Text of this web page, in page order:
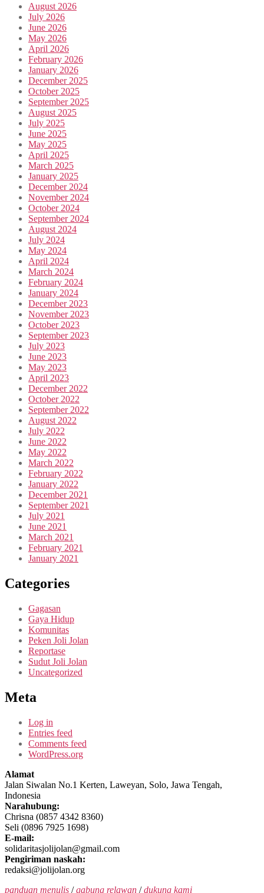
August 2026
July 2026
June 2026
May 2026
April 2026
February 2026
January 2026
December 2025
October 2025
September 2025
August 2025
July 2025
June 2025
May 2025
April 2025
March 2025
January 2025
December 2024
November 2024
October 2024
September 2024
August 2024
July 2024
May 2024
April 2024
March 2024
February 2024
January 2024
December 2023
November 2023
October 2023
September 2023
July 2023
June 2023
May 2023
April 2023
December 2022
October 2022
September 2022
August 2022
July 2022
June 2022
May 2022
March 2022
February 2022
January 2022
December 2021
September 2021
July 2021
June 2021
March 2021
February 2021
January 2021
Categories
Gagasan
Gaya Hidup
Komunitas
Peken Joli Jolan
Reportase
Sudut Joli Jolan
Uncategorized
Meta
Log in
Entries feed
Comments feed
WordPress.org
Alamat
Jalan Siwalan No.1 Kerten, Laweyan, Solo, Jawa Tengah,
Indonesia
Narahubung:
Chrisna (0857 4342 8360)
Seli (0896 7925 1698)
E-mail:
solidaritasjolijolan@gmail.com
Pengiriman naskah:
redaksi@jolijolan.org
panduan menulis /gabung relawan /dukung kami